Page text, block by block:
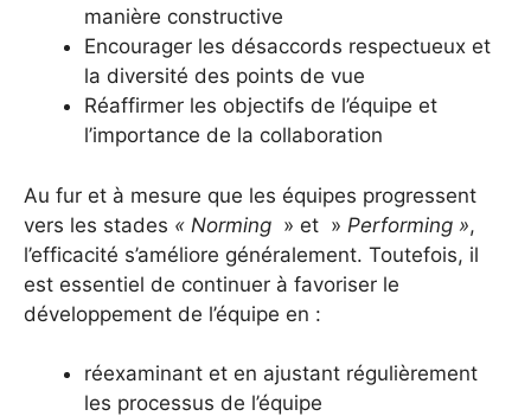
manière constructive
Encourager les désaccords respectueux et
la diversité des points de vue
Réaffirmer les objectifs de l’équipe et
l’importance de la collaboration
Au fur et à mesure que les équipes progressent
vers les stades « Norming » et » Performing »,
l’efficacité s’améliore généralement. Toutefois, il
est essentiel de continuer à favoriser le
développement de l’équipe en :
réexaminant et en ajustant régulièrement
les processus de l’équipe